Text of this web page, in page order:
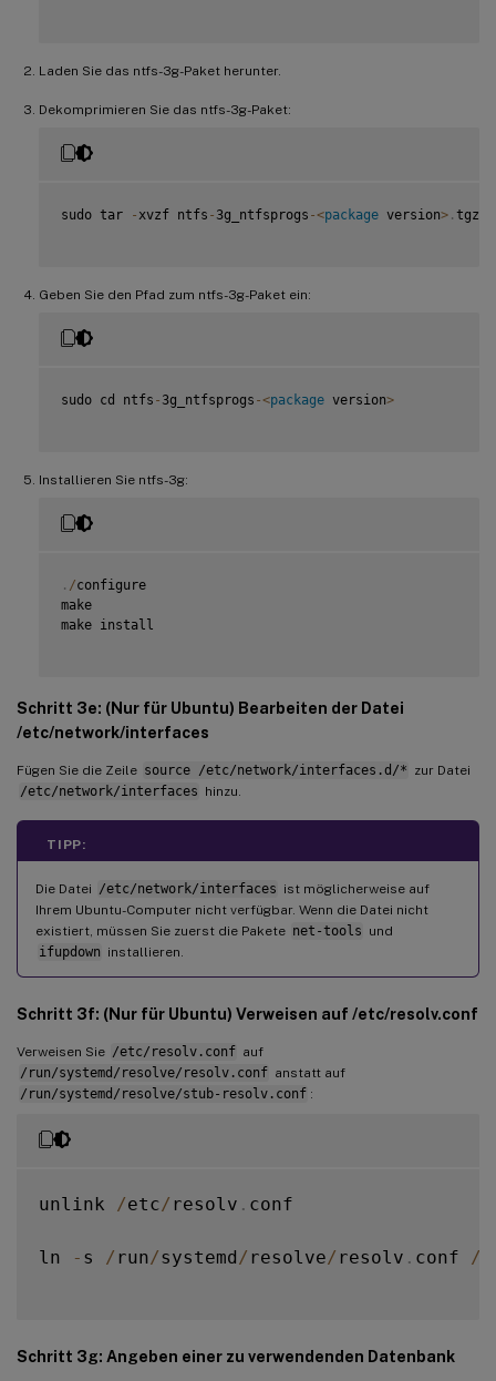
Laden Sie das ntfs-3g-Paket herunter.
Dekomprimieren Sie das ntfs-3g-Paket:
sudo tar -xvzf ntfs - 3g_ntfsprogs -<package version> . tgz
Geben Sie den Pfad zum ntfs-3g-Paket ein:
sudo cd ntfs - 3g_ntfsprogs -<package version>
Installieren Sie ntfs-3g:
. /configure
make
make install
Schritt 3e: (Nur für Ubuntu) Bearbeiten der Datei
/etc/network/interfaces
Fügen Sie die Zeile source /etc/network/interfaces.d/* zur Datei
/etc/network/interfaces hinzu.
TIPP:
Die Datei /etc/network/interfaces ist möglicherweise auf
Ihrem Ubuntu-Computer nicht verfügbar. Wenn die Datei nicht
existiert, müssen Sie zuerst die Pakete net-tools und
ifupdown installieren.
Schritt 3f: (Nur für Ubuntu) Verweisen auf /etc/resolv.conf
Verweisen Sie /etc/resolv.conf auf
/run/systemd/resolve/resolv.conf anstatt auf
/run/systemd/resolve/stub-resolv.conf :
unlink /etc/ resolv . conf
ln - s / run/systemd/ resolve/ resolv . conf /
Schritt 3g: Angeben einer zu verwendenden Datenbank